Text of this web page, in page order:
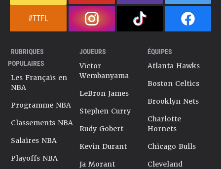
#TTFL
RUBRIQUES
POPULAIRES
Les Français en
NBA
Programme NBA
Classements NBA
Salaires NBA
Playoffs NBA
JOUEURS
Victor
Wembanyama
LeBron James
Stephen Curry
Rudy Gobert
Kevin Durant
Ja Morant
ÉQUIPES
Atlanta Hawks
Boston Celtics
Brooklyn Nets
Charlotte
Hornets
Chicago Bulls
Cleveland